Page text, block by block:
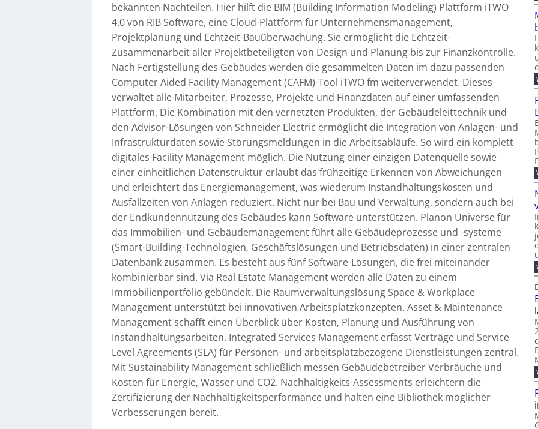
bekannten Nachteilen. Hier hilft die BIM (Building Information Modeling) Plattform iTWO
4.0 von RIB Software, eine Cloud-Plattform für Unternehmensmanagement,
Projektplanung und Echtzeit-Bauüberwachung. Sie ermöglicht die Echtzeit-
Zusammenarbeit aller Projektbeteiligten von Design und Planung bis zur Finanzkontrolle.
Nach Fertigstellung des Gebäudes werden die gesammelten Daten im dazu passenden
Computer Aided Facility Management (CAFM)-Tool iTWO fm weiterverwendet. Dieses
verwaltet alle Mitarbeiter, Prozesse, Projekte und Finanzdaten auf einer umfassenden
Plattform. Die Kombination mit den vernetzten Produkten, der Gebäudeleittechnik und
den Advisor-Lösungen von Schneider Electric ermöglicht die Integration von Anlagen- und
Infrastrukturdaten sowie Störungsmeldungen in die Arbeitsabläufe. So wird ein komplett
digitales Facility Management möglich. Die Nutzung einer einzigen Datenquelle sowie
einer einheitlichen Datenstruktur erlaubt das frühzeitige Erkennen von Abweichungen
und erleichtert das Energiemanagement, was wiederum Instandhaltungskosten und
Ausfallzeiten von Anlagen reduziert. Nicht nur bei Bau und Verwaltung, sondern auch bei
der Endkundennutzung des Gebäudes kann Software unterstützen. Planon Universe für
das Immobilien- und Gebäudemanagement führt alle Gebäudeprozesse und -systeme
(Smart-Building-Technologien, Geschäftslösungen und Betriebsdaten) in einer zentralen
Datenbank zusammen. Es besteht aus fünf Software-Lösungen, die frei miteinander
kombinierbar sind. Via Real Estate Management werden alle Daten zu einem
Immobilienportfolio gebündelt. Die Raumverwaltungslösung Space & Workplace
Management unterstützt bei innovativen Arbeitsplatzkonzepten. Asset & Maintenance
Management schafft einen Überblick über Kosten, Planung und Ausführung von
Instandhaltungsarbeiten. Integrated Services Management erfasst Verträge und Service
Level Agreements (SLA) für Personen- und arbeitsplatzbezogene Dienstleistungen zentral.
Mit Sustainability Management schließlich messen Gebäudebetreiber Verbräuche und
Kosten für Energie, Wasser und CO2. Nachhaltigkeits-Assessments erleichtern die
Zertifizierung der Nachhaltigkeitsperformance und halten eine Bibliothek möglicher
Verbesserungen bereit.